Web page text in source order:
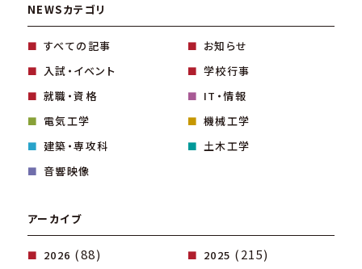
NEWSカテゴリ
すべての記事
お知らせ
入試・イベント
学校行事
就職・資格
IT・情報
電気工学
機械工学
建築・専攻科
土木工学
音響映像
アーカイブ
2026 (88) 2025 (215)